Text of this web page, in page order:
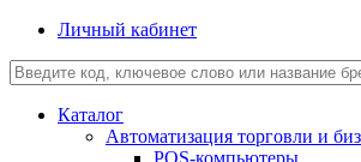
Личный кабинет
Каталог
Автоматизация торговли и
POS-компьютеры